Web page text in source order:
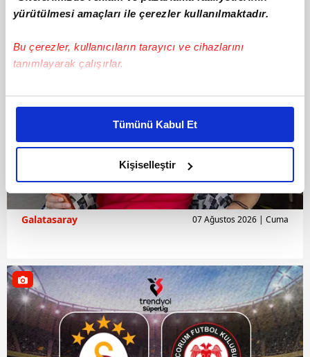
yürütülmesi amaçları ile çerezler kullanılmaktadır.
Bu çerezler, kullanıcıların tarayıcı ve cihazlarını
tanımlayarak çalışırlar.
Bu çerezlere izin vermeniz halinde sizlere özel
daha iyi reklam deneyimi yaşatabiliriz. Bunu yaparken
amacımızın size daha iyi bir reklam deneyimi sunmak
olduğunu ve sizlere en iyi içerikleri sunabilmek adına
elimizden gelen çabayı gösterdiğimizi ve bu noktada,
reklamların maliyetlerimizi karşılamak noktasında tek gelir
kalemimiz olduğunu sizlere hatırlatmak isteriz.
takdirde, kullanıcılara hedefli reklamlar
gösterilmeyecektir."
Sizlere daha iyi bir hizmet sunabilmek için İnternet
Sitemizde kendimize ve üçüncü kişilere ait çerezler
kullanılmaktadır. Bu çerezler vasıtasıyla çeşitli kişisel
Tümünü Kabul Et
Kişiselleştir
Galatasaray 07 Ağustos 2026 | Cuma